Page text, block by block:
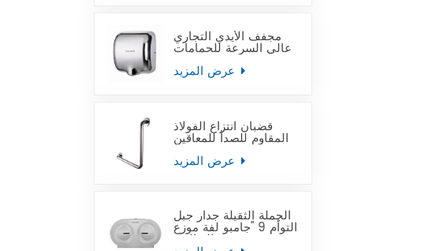
مجفف الأيدي التجاري
عالي السرعة للحمامات
قضبان انتزاع الفولاذ
المقاوم للصدأ للمعاقين
الجملة الثقيلة جدار جبل
التوأم 9 "جامبو لفة موزع
ورق التواليت